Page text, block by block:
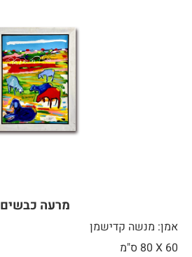
מרעה כבשים
אמן: מנשה קדישמן
60 X